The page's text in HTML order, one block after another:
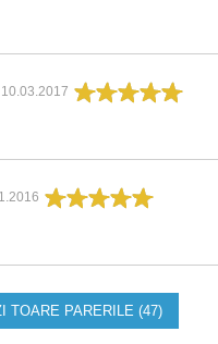
10.03.2017
TOARE PARERILE (47)